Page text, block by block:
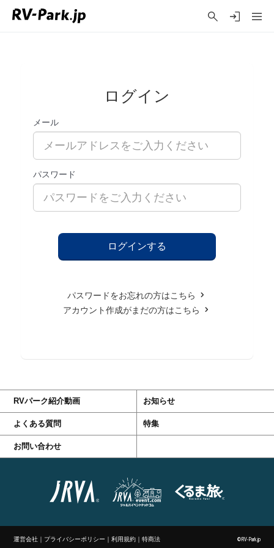
ログイン
メール
パスワード
パスワードをお忘れの方はこちら
アカウント作成がまだの方はこちら
RVパーク紹介動画 お知らせ
よくある質問 特集
お問い合わせ
運営会社 ｜ プライバシーポリシー ｜利用規約 ｜特商法 ©RV-Park.jp